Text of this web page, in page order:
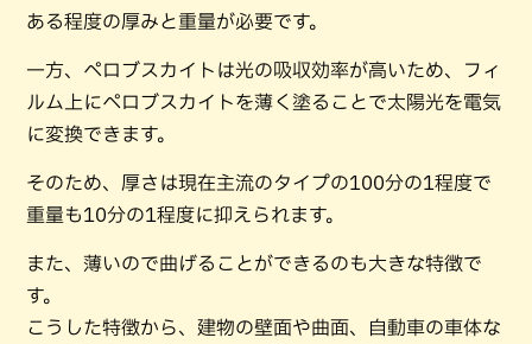
ある程度の厚みと重量が必要です。
一方、ペロブスカイトは光の吸収効率が高いため、フィ
ルム上にペロブスカイトを薄く塗ることで太陽光を電気
に変換できます。
そのため、厚さは現在主流のタイプの100分の1程度で
重量も10分の1程度に抑えられます。
また、薄いので曲げることができるのも大きな特徴で
す。
こうした特徴から、建物の壁面や曲面、自動車の車体な